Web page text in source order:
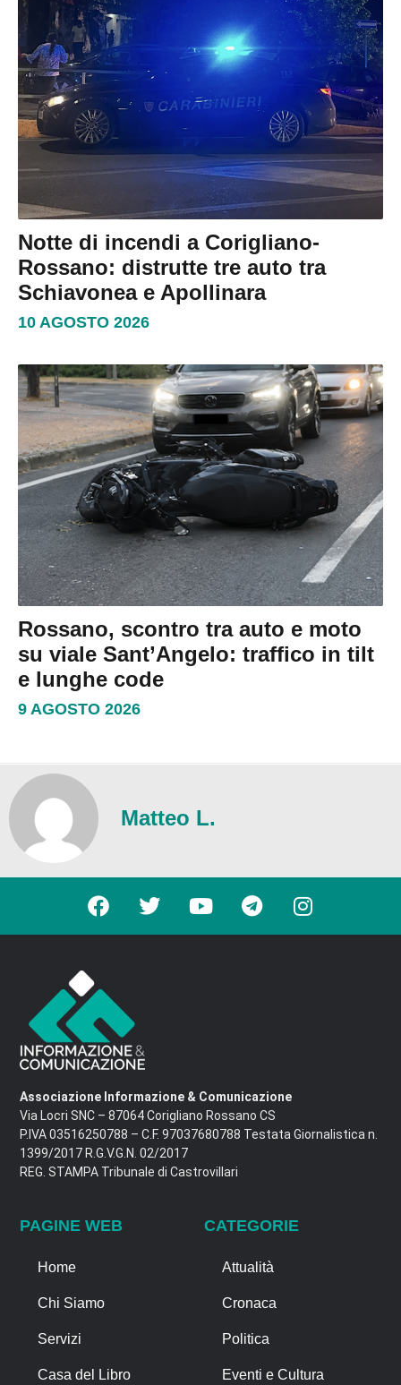
Notte di incendi a Corigliano-
Rossano: distrutte tre auto tra
Schiavonea e Apollinara
10 AGOSTO 2026
Rossano, scontro tra auto e moto
su viale Sant’Angelo: traffico in tilt
e lunghe code
9 AGOSTO 2026
Matteo L.
Associazione Informazione & Comunicazione
Via Locri SNC – 87064 Corigliano Rossano CS
P.IVA 03516250788 – C.F. 97037680788 Testata Giornalistica n.
1399/2017 R.G.V.G.N. 02/2017
REG. STAMPA Tribunale di Castrovillari
PAGINE WEB
Home
Chi Siamo
Servizi
Casa del Libro
CATEGORIE
Attualità
Cronaca
Politica
Eventi e Cultura